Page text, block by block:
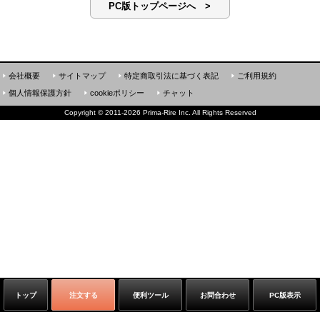
PC版トップページへ >
トップ 注文する 便利ツール お問合わせ PC版表示
会社概要 サイトマップ 特定商取引法に基づく表記
ご利用規約
個人情報保護方針
cookieポリシー チャット
Copyright ©2011-2026 Prima-Rire Inc. All Rights Reserved